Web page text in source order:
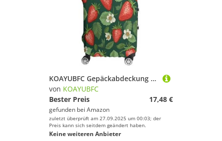
KOAYUBFC Gepäckabdeckung mit frischen Erdbeeren und Blättern, TSA-zugelassen, elastisch, waschbar, Anzug, kratzfest, Reisegepäck, Kofferschutz, passend für, Frische Erdbeeren und Blätter, XL
von KOAYUBFC
Bester Preis
17,48 €
gefunden bei Amazon
zuletzt überprüft am 27.09.2025 um 00:03; der
Preis kann sich seitdem geändert haben.
Keine weiteren Anbieter